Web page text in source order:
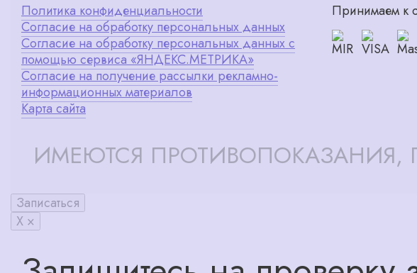
Политика конфиденциальности
Согласие на обработку персональных данных
Согласие на обработку персональных данных с
помощью сервиса «ЯНДЕКС.МЕТРИКА»
Согласие на получение рассылки рекламно-
информационных материалов
Карта сайта
Принимаем к
ИМЕЮТСЯ ПРОТИВОПОКАЗАНИЯ,
Записаться
X ×